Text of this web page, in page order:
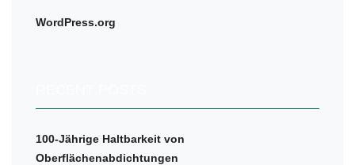
WordPress.org
100-Jährige Haltbarkeit von
Oberflächenabdichtungen